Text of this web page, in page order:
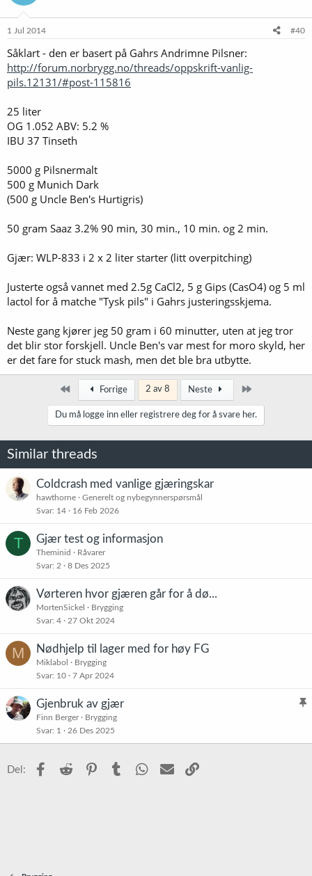
1 Jul 2014 #40
Såklart - den er basert på Gahrs Andrimne Pilsner:
http://forum.norbrygg.no/threads/oppskrift-vanlig-
pils.12131/#post-115816
25 liter
OG 1.052 ABV: 5.2 %
IBU 37 Tinseth
5000 g Pilsnermalt
500 g Munich Dark
(500 g Uncle Ben's Hurtigris)
50 gram Saaz 3.2% 90 min, 30 min., 10 min. og 2 min.
Gjær: WLP-833 i 2 x 2 liter starter (litt overpitching)
Justerte også vannet med 2.5g CaCl2, 5 g Gips (CasO4) og 5 ml
lactol for å matche "Tysk pils" i Gahrs justeringsskjema.
Neste gang kjører jeg 50 gram i 60 minutter, uten at jeg tror
det blir stor forskjell. Uncle Ben's var mest for moro skyld, her
er det fare for stuck mash, men det ble bra utbytte.
Først Forrige 2 av 8 Neste
Du må logge inn eller registrere deg for å svare her.
Similar threads
Coldcrash med vanlige gjæringskar
hawthorne
Generelt og nybegynnerspørsmål
Svar 14 16 Feb 2026
T Gjær test og informasjon
Theminid
Råvarer
Svar 2 8 Des 2025
Vørteren hvor gjæren går for å dø...
MortenSickel
Brygging
Svar 4 27 Okt 2024
M Nødhjelp til lager med for høy FG
Miklabol
Brygging
Svar 10 7 Apr 2024
K
s
Gjenbruk av gjær
Finn Berger
Brygging
Svar 1 26 Des 2025
Del: Facebook
Reddit PinterestTumblr WhatsApp
E-post